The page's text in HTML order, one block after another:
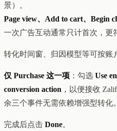
景）。
Page view、Add to cart、Begin
一次广告互动通常只计首次，更
转化时间窗、归因模型等可按账
仅 Purchase 这一项 ：勾选 Use
conversion action ，以便接收
余三个事件无需依赖增强型转化。
完成后点击 Done。